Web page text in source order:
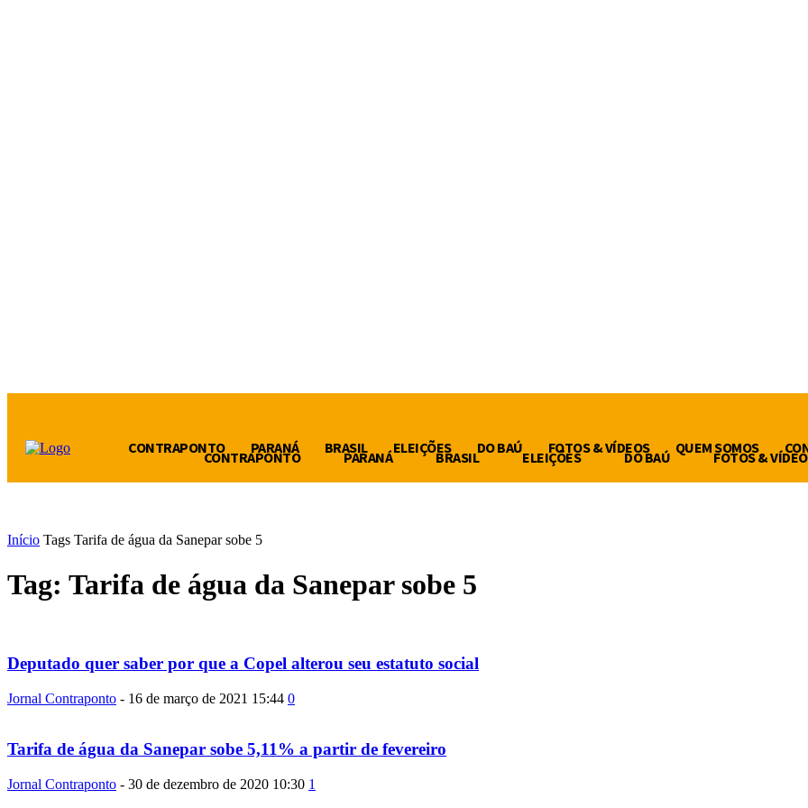
CONTRAPONTO PARANÁ BRASIL ELEIÇÕES DO BAÚ FOTOS &
CONTRAPONTO PARANÁ BRASIL ELEIÇÕES DO BAÚ FOTOS & VÍDEOS QUEM SOMOS
Início Tags Tarifa de água da Sanepar sobe 5
Tag: Tarifa de água da Sanepar sobe 5
Deputado quer saber por que a Copel alterou seu estatuto social
Jornal Contraponto - 16 de março de 2021 15:44 0
Tarifa de água da Sanepar sobe 5,11% a partir de fevereiro
Jornal Contraponto - 30 de dezembro de 2020 10:30 1